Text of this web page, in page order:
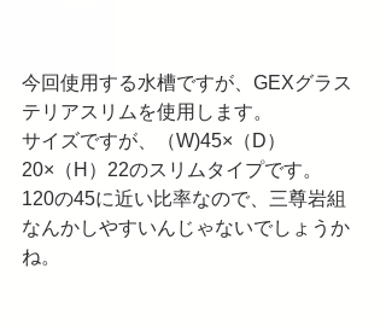
今回使用する水槽ですが、GEXグラス
テリアスリムを使用します。
サイズですが、（W)45×（D）
20×（H）22のスリムタイプです。
120の45に近い比率なので、三尊岩組
なんかしやすいんじゃないでしょうか
ね。